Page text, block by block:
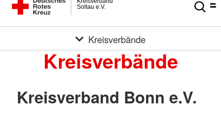
Soltau e.V.
Kreisverbände
Kreisverbände
Kreisverband Bonn e.V.